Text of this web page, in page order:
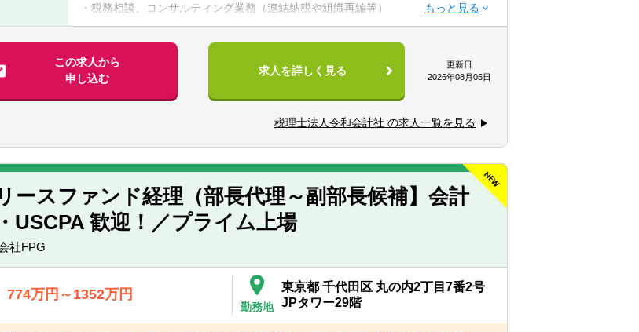
・税務相談、コンサルティング業務（連結納税や組織再編等）
・税務デューデリジェンス
・税金計算
・各種税務申告書作成
・年末調整、確定申告業務
この求人から
申し込む
求人を詳しく見る
更新日
2026年08月05日
税理士法人令和会計社 の求人一覧を見る
リースファンド経理（部長代理～副部長候補】会計
USCPA 歓迎！／プライム上場
社FPG
774万円～1352万円
勤務地
東京都 千代田区 丸の内2丁目7番2号
JPタワー29階